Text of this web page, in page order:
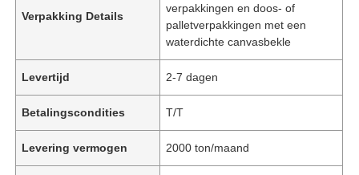
Verpakking Details
verpakkingen en doos- of
palletverpakkingen met een
waterdichte canvasbekle
Levertijd 2-7 dagen
Betalingscondities T/T
Levering vermogen 2000 ton/maand